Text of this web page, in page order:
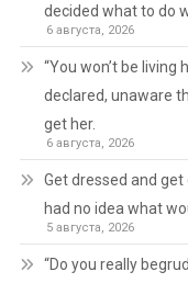
decided what to do
6 августа, 2026
“You won’t be
declared, unaware
get her.
6 августа, 2026
Get dressed and
had no idea what
5 августа, 2026
“Do you really